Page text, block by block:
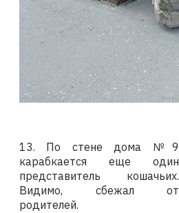
13. По стене дома №9
карабкается еще один
представитель кошачьих.
Видимо, сбежал от
родителей.